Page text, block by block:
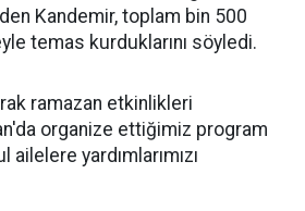
Kandemir, toplam bin 500
temas kurduklarını söyledi.
ramazan etkinlikleri
organize ettiğimiz program
yardımlarımızı